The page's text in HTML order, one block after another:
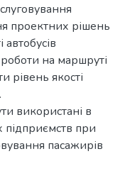
проектних рішень
роботи на маршруті
рівень якості
використані в
підприємств при
пасажирів